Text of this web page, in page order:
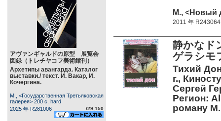
アヴァンギャルドの原型 展覧会
図録（トレチヤコフ美術館刊）
Архетипы авангарда. Каталог
выставки./ текст. И. Вакар, И.
Кочергина.
М., <Государственная Третьяковская
галерея> 200 c. hard
2025 年 R281006
\29,150
М., <Новый
2011 年 R243064
静かな
ゲラシモ
Тихий
г.,
Сергей
Регион:
роману М.